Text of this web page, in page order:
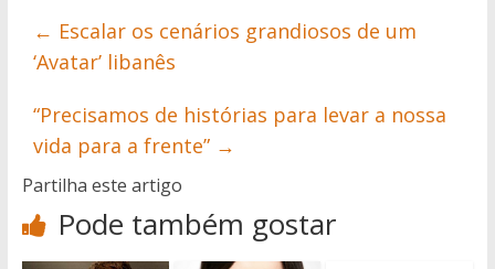
← Escalar os cenários grandiosos de um
‘Avatar’ libanês
“Precisamos de histórias para levar a nossa
vida para a frente” →
Partilha este artigo
Pode também gostar